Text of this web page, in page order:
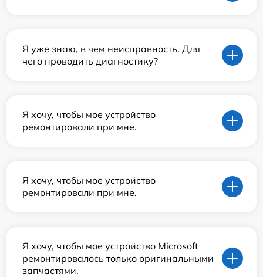
Я уже знаю, в чем неисправность. Для
чего проводить диагностику?
Я хочу, чтобы мое устройство
ремонтировали при мне.
Я хочу, чтобы мое устройство
ремонтировали при мне.
Я хочу, чтобы мое устройство Microsoft
ремонтировалось только оригинальными
запчастями.